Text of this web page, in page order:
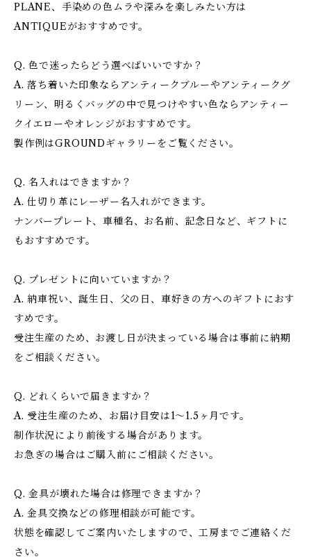
PLANE、手染めの色ムラや深みを楽しみたい方は
ANTIQUEがおすすめです。
Q. 色で迷ったらどう選べばいいですか？
A. 落ち着いた印象ならアンティークブルーやアンティークグ
リーン、明るくバッグの中で見つけやすい色ならアンティー
クイエローやオレンジがおすすめです。
製作例はGROUNDギャラリーをご覧ください。
Q. 名入れはできますか？
A. 仕切り革にレーザー名入れができます。
ナンバープレート、車種名、お名前、記念日など、ギフトに
もおすすめです。
Q. プレゼントに向いていますか？
A. 納車祝い、誕生日、父の日、車好きの方へのギフトにおす
すめです。
受注生産のため、お渡し日が決まっている場合は事前に納期
をご相談ください。
Q. どれくらいで届きますか？
A. 受注生産のため、お届け目安は1〜1.5ヶ月です。
制作状況により前後する場合があります。
お急ぎの場合はご購入前にご相談ください。
Q. 金具が壊れた場合は修理できますか？
A. 金具交換などの修理相談が可能です。
状態を確認してご案内いたしますので、工房までご連絡くだ
さい。